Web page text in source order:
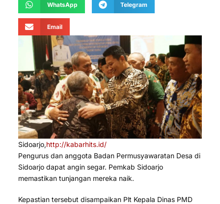
WhatsApp Telegram
Email
Sidoarjo,http://kabarhits.id/
Pengurus dan anggota Badan Permusyawaratan Desa di
Sidoarjo dapat angin segar. Pemkab Sidoarjo
memastikan tunjangan mereka naik.
Kepastian tersebut disampaikan Plt Kepala Dinas PMD